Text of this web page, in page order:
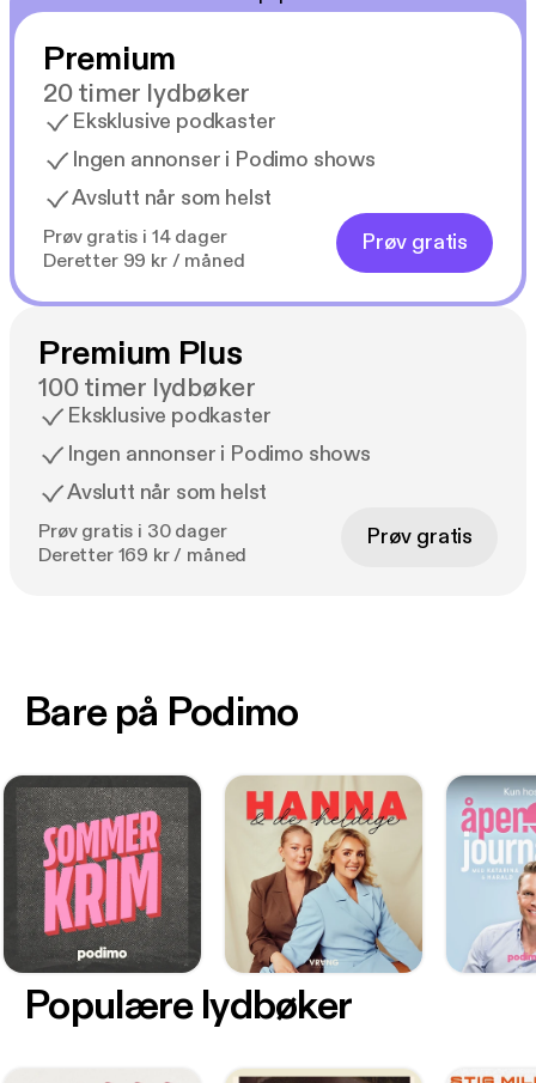
Premium
20 timer lydbøker
Eksklusive podkaster
Ingen annonser i Podimo shows
Avslutt når som helst
Prøv gratis i 14 dager
Deretter 99 kr / måned
Prøv gratis
Premium Plus
100 timer lydbøker
Eksklusive podkaster
Ingen annonser i Podimo shows
Avslutt når som helst
Prøv gratis i 30 dager
Deretter 169 kr / måned
Prøv gratis
Bare på Podimo
Populære lydbøker